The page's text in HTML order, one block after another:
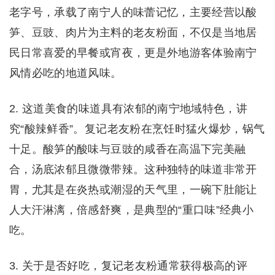
老字号，承载了南宁人的味蕾记忆，主要经营以酸
笋、豆豉、肉片为主料的老友粉面，不仅是当地居
民日常喜爱的早餐或宵夜，更是外地游客体验南宁
风情必吃的地道风味。
2. 这道美食的味道具有浓郁的南宁地域特色，讲
究“酸辣鲜香”。复记老友粉在烹饪时猛火爆炒，锅气
十足。酸笋的酸味与豆豉的咸香在高温下完美融
合，汤底浓郁且微微带辣。这种独特的味道非常开
胃，尤其是在炎热或潮湿的天气里，一碗下肚能让
人大汗淋漓，倍感舒爽，是典型的“重口味”经典小
吃。
3. 关于是否好吃，复记老友粉通常获得极高的评